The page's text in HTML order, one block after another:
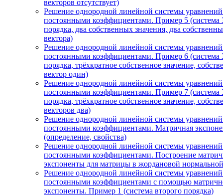
векторов отсутствует)
Решение однородной линейной системы
постоянными коэффициентами. Пример 5 (система
порядка, два собственных значения, два
вектора)
Решение однородной линейной системы
постоянными коэффициентами. Пример 6 (система
порядка, трёхкратное собственное значение,
вектор один)
Решение однородной линейной системы
постоянными коэффициентами. Пример 7 (система
порядка, трёхкратное собственное значение,
векторов два)
Решение однородной линейной системы
постоянными коэффициентами. Матричная
(определение, свойства)
Решение однородной линейной системы
постоянными коэффициентами. Построение
экспоненты для матрицы в жордановой
Решение однородной линейной системы
постоянными коэффициентами с помощью
экспоненты. Пример 1 (система второго порядка)